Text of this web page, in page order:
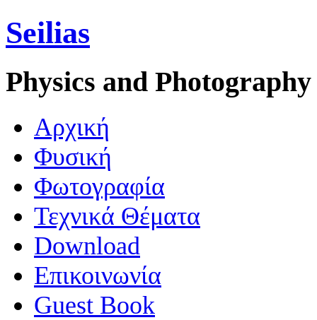
Seilias
Physics and Photography
Aρχική
Φυσική
Φωτογραφία
Τεχνικά Θέματα
Download
Επικοινωνία
Guest Book